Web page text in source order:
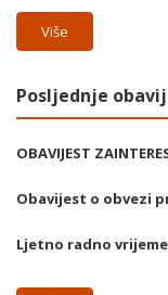
Više
Posljednje
OBAVIJEST
Obavijest o obvezi
Ljetno radno vrijeme